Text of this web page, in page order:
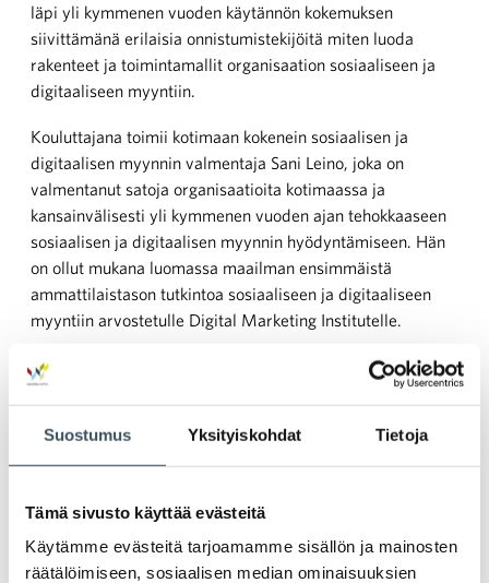
Suostumus Yksityiskohdat Tietoja
Tämä sivusto käyttää evästeitä
Käytämme evästeitä tarjoamamme sisällön ja mainosten
räätälöimiseen, sosiaalisen median ominaisuuksien
läpi yli kymmenen vuoden käytännön kokemuksen
siivittämänä erilaisia onnistumistekijöitä miten luoda
rakenteet ja toimintamallit organisaation sosiaaliseen ja
digitaaliseen myyntiin.
Kouluttajana toimii kotimaan kokenein sosiaalisen ja
digitaalisen myynnin valmentaja Sani Leino, joka on
valmentanut satoja organisaatioita kotimaassa ja
kansainvälisesti yli kymmenen vuoden ajan tehokkaaseen
sosiaalisen ja digitaalisen myynnin hyödyntämiseen. Hän
on ollut mukana luomassa maailman ensimmäistä
ammattilaistason tutkintoa sosiaaliseen ja digitaaliseen
myyntiin arvostetulle Digital Marketing Institutelle.
Lämpimästi tervetuloa mukaan!
Saat valmennuksesta myös tallenteen ja
koulutusmateriaalit käyttöösi.
Lisätietoja: